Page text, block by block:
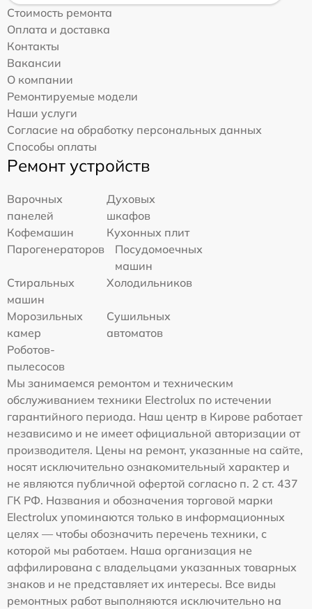
Стоимость ремонта
Оплата и доставка
Контакты
Вакансии
О компании
Ремонтируемые модели
Наши услуги
Согласие на обработку персональных данных
Способы оплаты
Ремонт устройств
Варочных
панелей
Духовых
шкафов
Кофемашин
Кухонных плит
Парогенераторов
Посудомоечных
машин
Стиральных
машин
Холодильников
Морозильных
камер
Сушильных
автоматов
Роботов-
пылесосов
Мы занимаемся ремонтом и техническим
обслуживанием техники Electrolux по истечении
гарантийного периода. Наш центр в Кирове работает
независимо и не имеет официальной авторизации от
производителя. Цены на ремонт, указанные на сайте,
носят исключительно ознакомительный характер и
не являются публичной офертой согласно п. 2 ст. 437
ГК РФ. Названия и обозначения торговой марки
Electrolux упоминаются только в информационных
целях — чтобы обозначить перечень техники, с
которой мы работаем. Наша организация не
аффилирована с владельцами указанных товарных
знаков и не представляет их интересы. Все виды
ремонтных работ выполняются исключительно на